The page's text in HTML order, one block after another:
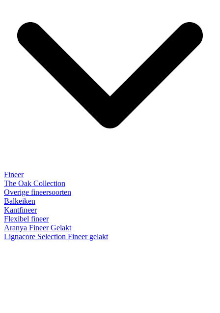
Fineer
The Oak Collection
Overige fineersoorten
Balkeiken
Kantfineer
Flexibel fineer
Aranya Fineer Gelakt
Lignacore Selection Fineer gelakt